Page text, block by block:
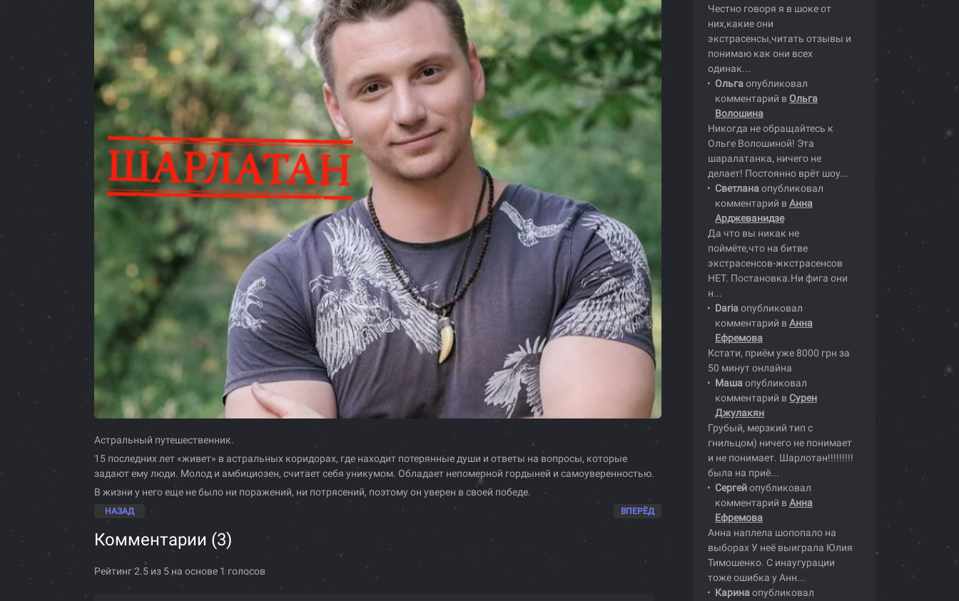
Астральный путешественник.
15 последних лет «живет» в астральных коридорах, где находит потерянные души и ответы на вопросы, которые
задают ему люди. Молод и амбициозен, считает себя уникумом. Обладает непомерной гордыней и самоуверенностью.
В жизни у него еще не было ни поражений, ни потрясений, поэтому он уверен в своей победе.
НАЗАД ВПЕРЁД
Комментарии (3)
Рейтинг 2.5 из 5 на основе 1 голосов
Честно говоря я в шоке от
них,какие они
экстрасенсы,читать отзывы и
понимаю как они всех
одинак...
Ольгаопубликовал
комментарий в Ольга
Волошина
Никогда не обращайтесь к
Ольге Волошиной! Эта
шаралатанка, ничего не
делает! Постоянно врёт шоу...
Светланаопубликовал
комментарий в Анна
Арджеванидзе
Да что вы никак не
поймёте,что на битве
экстрасенсов-жкстрасенсов
НЕТ. Постановка.Ни фига они
н...
Dariaопубликовал
комментарий в Анна
Ефремова
Кстати, приём уже 8000 грн за
50 минут онлайна
Машаопубликовал
комментарий в Сурен
Джулакян
Грубый, мерзкий тип с
гнильцом) ничего не понимает
и не понимает. Шарлотан!!!!!!!!!
была на приё...
Сергейопубликовал
комментарий в Анна
Ефремова
Анна наплела шопопало на
выборах У неё выиграла Юлия
Тимошенко. С инаугурации
тоже ошибка у Анн...
Каринаопубликовал